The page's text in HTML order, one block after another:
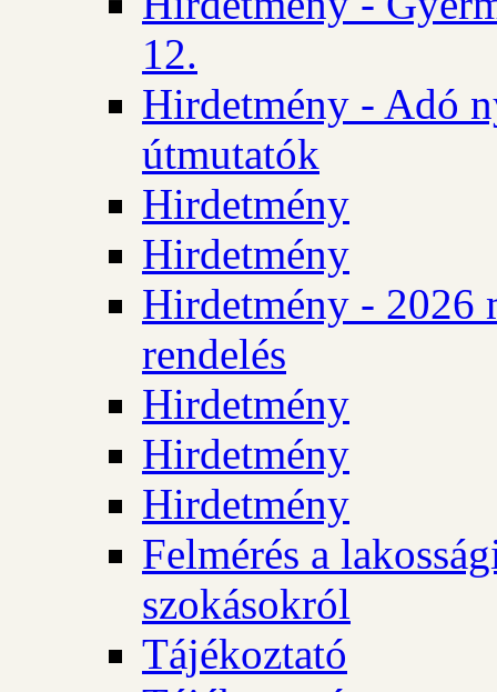
12.
Hirdetmény - Adó
útmutatók
Hirdetmény
Hirdetmény
Hirdetmény - 2026
rendelés
Hirdetmény
Hirdetmény
Hirdetmény
Felmérés a
szokásokról
Tájékoztató